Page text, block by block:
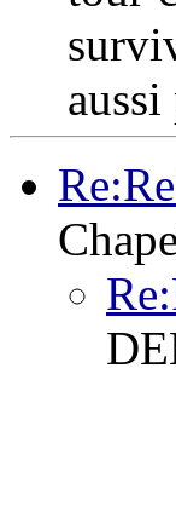
aussi